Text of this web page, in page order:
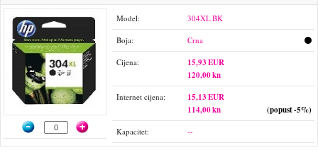
Model: 304XL BK
Boja: Crna
Cijena:
15,93 EUR
120,00 kn
Internet cijena:
15,13 EUR
114,00 kn
(popust -5%)
Kapacitet: --